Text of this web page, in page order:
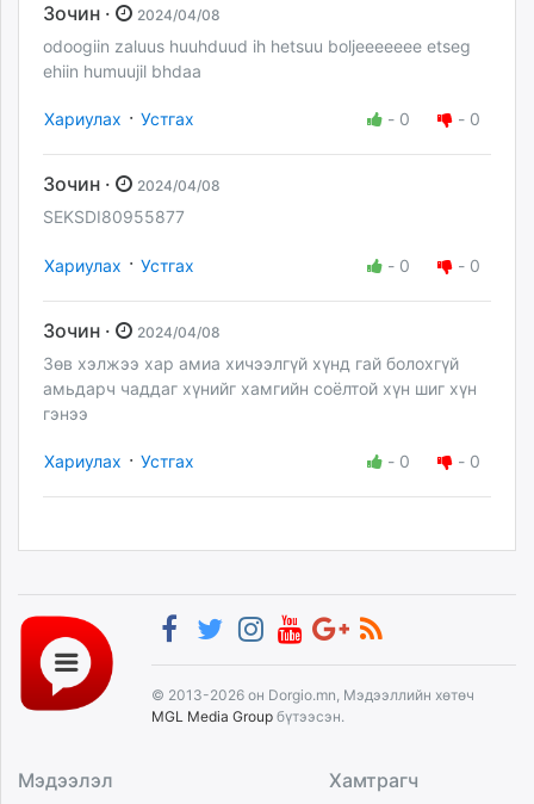
Зочин · 2024/04/08
odoogiin zaluus huuhduud ih hetsuu boljeeeeeee etseg
ehiin humuujil bhdaa
Хариулах · Устгах - 0 - 0
Зочин · 2024/04/08
SEKSDI80955877
Хариулах · Устгах - 0 - 0
Зочин · 2024/04/08
Зөв хэлжээ хар амиа хичээлгүй хүнд гай болохгүй
амьдарч чаддаг хүнийг хамгийн соёлтой хүн шиг хүн
гэнээ
Хариулах · Устгах - 0 - 0
© 2013-2026 он Dorgio.mn, Мэдээллийн хөтөч
MGL Media Group бүтээсэн.
Мэдээлэл Хамтрагч